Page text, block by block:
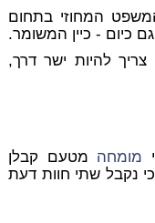
המחוזי בתחום
כיום - כיין המשומר.
צריך להיות ישר דרך,
מומחה מטעם קבלן
נקבל שתי חוות דעת